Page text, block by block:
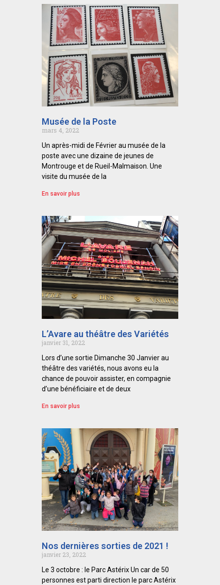
Musée de la Poste
mars 4, 2022
Un après-midi de Février au musée de la
poste avec une dizaine de jeunes de
Montrouge et de Rueil-Malmaison. Une
visite du musée de la
En savoir plus
L’Avare au théâtre des Variétés
janvier 31, 2022
Lors d’une sortie Dimanche 30 Janvier au
théâtre des variétés, nous avons eu la
chance de pouvoir assister, en compagnie
d’une bénéficiaire et de deux
En savoir plus
Nos dernières sorties de 2021 !
janvier 23, 2022
Le 3 octobre : le Parc Astérix Un car de 50
personnes est parti direction le parc Astérix